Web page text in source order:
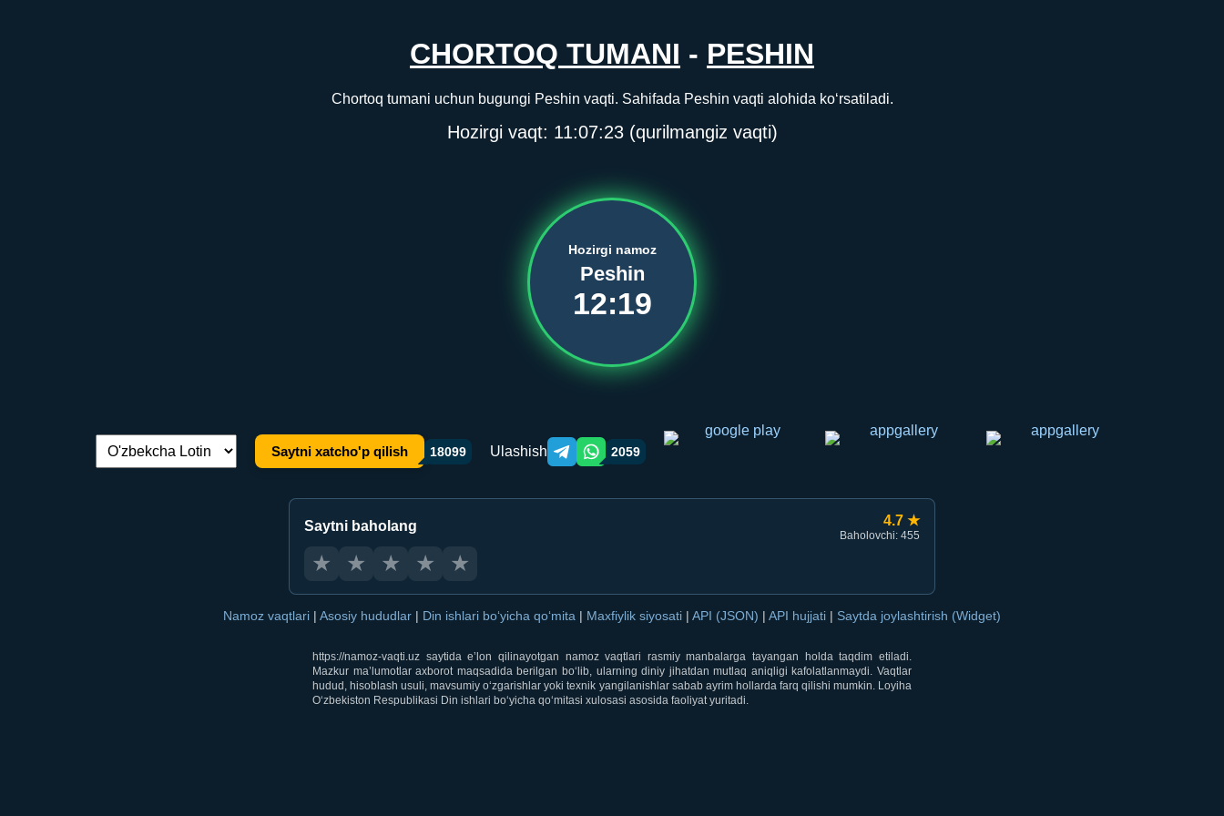
CHORTOQ TUMANI - PESHIN
Chortoq tumani uchun bugungi Peshin vaqti. Sahifada Peshin vaqti alohida ko‘rsatiladi.
Hozirgi vaqt: 11:07:23(qurilmangiz vaqti)
Hozirgi namoz
Peshin
12:19
Tilni almashtirish: Saytni xatcho'p qilish 18099 Ulashish Telegram orqali ulashish
WhatsApp orqali ulashish
2059
Saytni baholang 4.7 ★
Baholovchi: 455
★ ★ ★ ★ ★
Namoz vaqtlari | Asosiy hududlar | Din ishlari bo‘yicha qo‘mita | Maxfiylik siyosati | API (JSON) | API hujjati | Saytda joylashtirish (Widget)
https://namoz-vaqti.uz saytida e’lon qilinayotgan namoz vaqtlari rasmiy manbalarga tayangan holda taqdim etiladi.
Mazkur ma’lumotlar axborot maqsadida berilgan bo‘lib, ularning diniy jihatdan mutlaq aniqligi kafolatlanmaydi. Vaqtlar
hudud, hisoblash usuli, mavsumiy o‘zgarishlar yoki texnik yangilanishlar sabab ayrim hollarda farq qilishi mumkin. Loyiha
O‘zbekiston Respublikasi Din ishlari bo‘yicha qo‘mitasi xulosasi asosida faoliyat yuritadi.